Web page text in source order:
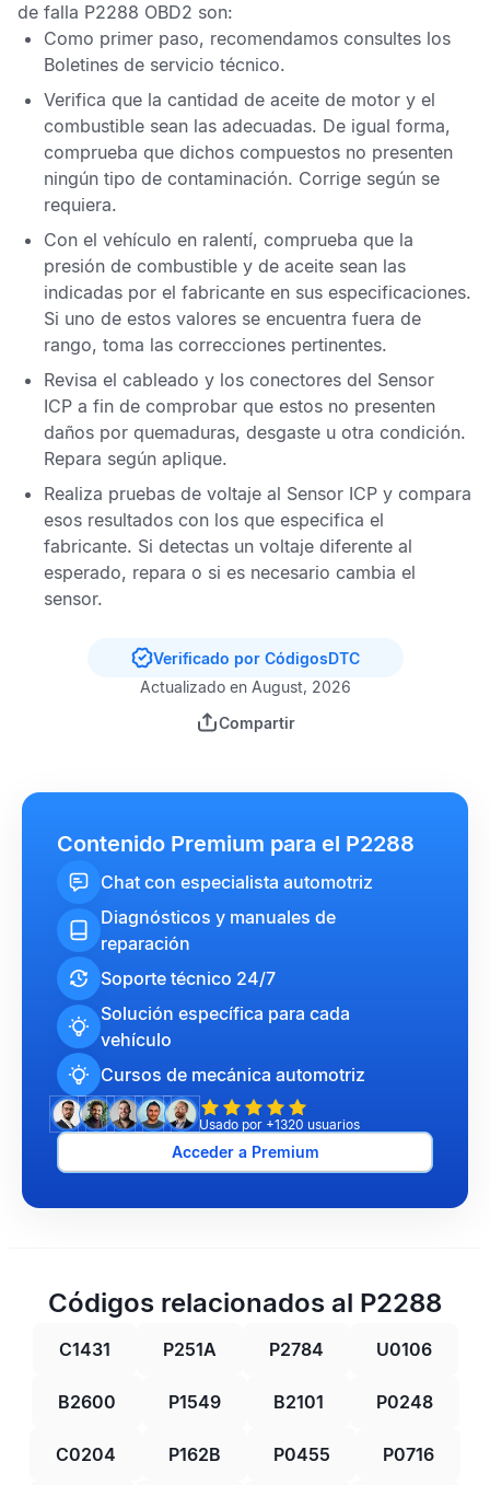
de falla P2288 OBD2 son:
Como primer paso, recomendamos consultes los
Boletines de servicio técnico.
Verifica que la cantidad de aceite de motor y el
combustible sean las adecuadas. De igual forma,
comprueba que dichos compuestos no presenten
ningún tipo de contaminación. Corrige según se
requiera.
Con el vehículo en ralentí, comprueba que la
presión de combustible y de aceite sean las
indicadas por el fabricante en sus especificaciones.
Si uno de estos valores se encuentra fuera de
rango, toma las correcciones pertinentes.
Revisa el cableado y los conectores del Sensor
ICP a fin de comprobar que estos no presenten
daños por quemaduras, desgaste u otra condición.
Repara según aplique.
Realiza pruebas de voltaje al Sensor ICP y compara
esos resultados con los que especifica el
fabricante. Si detectas un voltaje diferente al
esperado, repara o si es necesario cambia el
sensor.
Verificado por CódigosDTC
Actualizado en August, 2026
Compartir
Contenido Premium para el P2288
Chat con especialista automotriz
Diagnósticos y manuales de
reparación
Soporte técnico 24/7
Solución específica para cada
vehículo
Cursos de mecánica automotriz
Usado por +1320 usuarios
Acceder a Premium
Códigos relacionados al P2288
C1431 P251A P2784 U0106
B2600 P1549 B2101 P0248
C0204 P162B P0455 P0716